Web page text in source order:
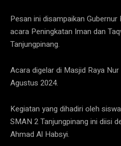
Pesan ini disampaikan
acara Peningkatan Iman dan
Tanjungpinang.
Acara digelar di Masjid Raya
Agustus 2024.
Kegiatan yang dihadiri oleh
SMAN 2 Tanjungpinang ini diisi
Ahmad Al Habsyi.